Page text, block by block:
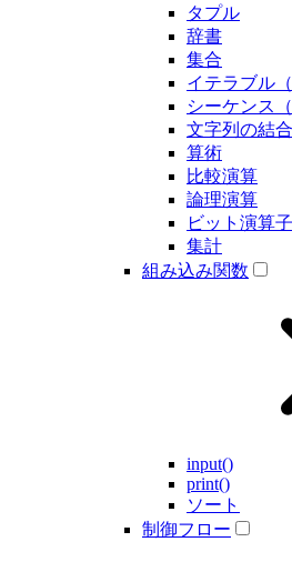
タプル
辞書
集合
イテラブル（
シーケンス（
文字列の結合
算術
比較演算
論理演算
ビット演算子
集計
組み込み関数
input()
print()
ソート
制御フロー